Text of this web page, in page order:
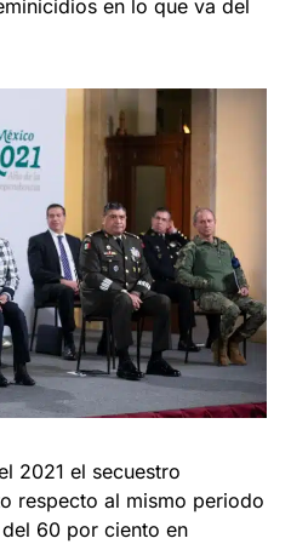
en lo que va del
2021 el secuestro
respecto al mismo periodo
60 por ciento en